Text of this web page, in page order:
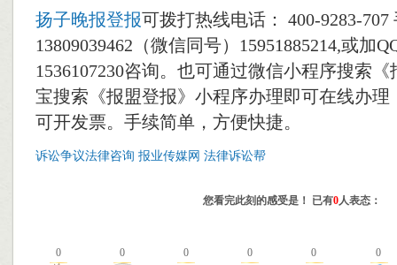
扬子晚报登报可拨打热线电话： 400-9283-707
13809039462（微信同号）15951885214,或加
1536107230咨询。也可通过微信小程序搜索
宝搜索《报盟登报》小程序办理即可在线办理
可开发票。手续简单，方便快捷。
诉讼争议法律咨询 报业传媒网 法律诉讼帮
您看完此刻的感受是！ 已有0人表态：
0 0 0 0 0 0